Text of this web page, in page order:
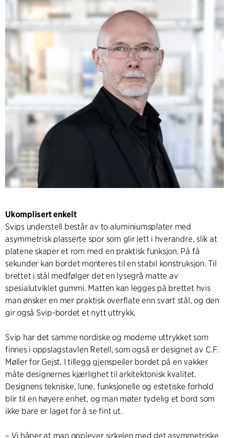
Ukomplisert enkelt
Svips understell består av to aluminiumsplater med
asymmetrisk plasserte spor som glir lett i hverandre, slik at
platene skaper et rom med en praktisk funksjon. På få
sekunder kan bordet monteres til en stabil konstruksjon. Til
brettet i stål medfølger det en lysegrå matte av
spesialutviklet gummi. Matten kan legges på brettet hvis
man ønsker en mer praktisk overflate enn svart stål, og den
gir også Svip-bordet et nytt uttrykk.
Svip har det samme nordiske og moderne uttrykket som
finnes i oppslagstavlen Retell, som også er designet av C.F.
Møller for Gejst. I tillegg gjenspeiler bordet på en vakker
måte designernes kjærlighet til arkitektonisk kvalitet.
Designens tekniske, lune, funksjonelle og estetiske forhold
blir til en høyere enhet, og man møter tydelig et bord som
ikke bare er laget for å se fint ut.
– Vi håper at man opplever sirkelen med det asymmetriske